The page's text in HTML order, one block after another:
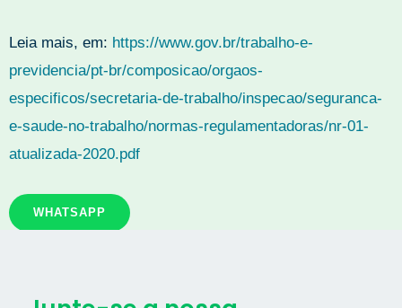
Leia mais, em: https://www.gov.br/trabalho-e-
previdencia/pt-br/composicao/orgaos-
especificos/secretaria-de-trabalho/inspecao/seguranca-
e-saude-no-trabalho/normas-regulamentadoras/nr-01-
atualizada-2020.pdf
WHATSAPP